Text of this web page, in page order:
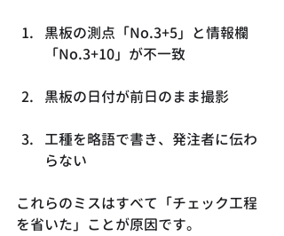
黒板の測点「No.3+5」と情報欄
「No.3+10」が不一致
黒板の日付が前日のまま撮影
工種を略語で書き、発注者に伝わ
らない
これらのミスはすべて「チェック工程
を省いた」ことが原因です。